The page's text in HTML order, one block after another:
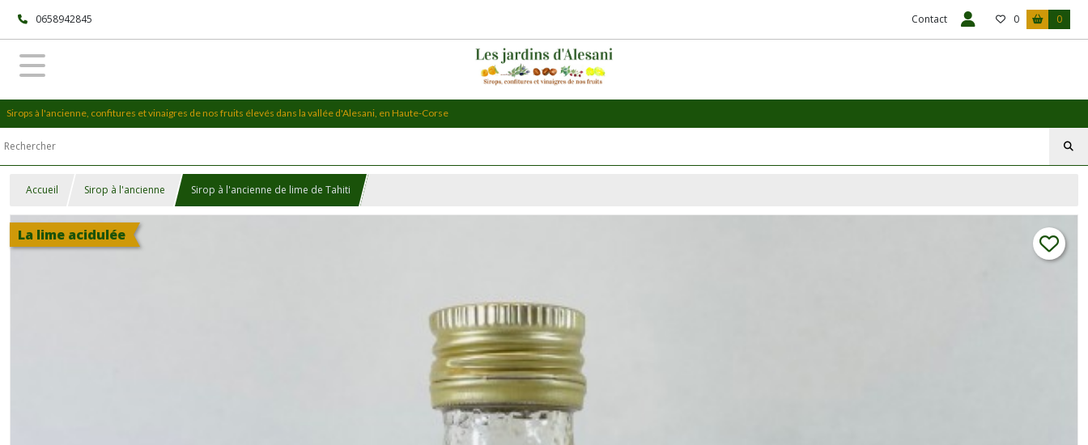
0658942845 Contact 0 0
Sirops à l'ancienne, confitures et vinaigres de nos fruits élevés dans la vallée d'Alesani, en Haute-Corse
Accueil Sirop à l'ancienne Sirop à l'ancienne de lime de Tahiti
La lime acidulée